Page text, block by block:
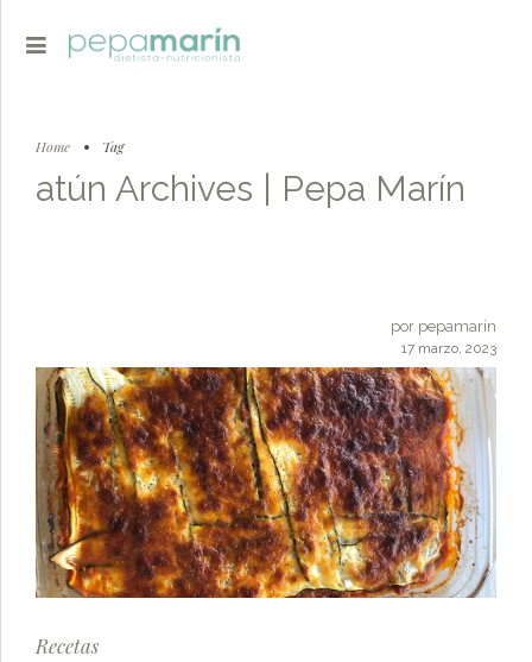
Home Tag
atún Archives | Pepa Marín
por pepamarin
17 marzo, 2023
Recetas